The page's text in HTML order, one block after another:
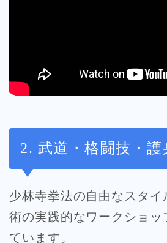
2. 武道・格闘技・護
少林寺拳法の自由なスタイ
術の実践的なワークショッ
ています。